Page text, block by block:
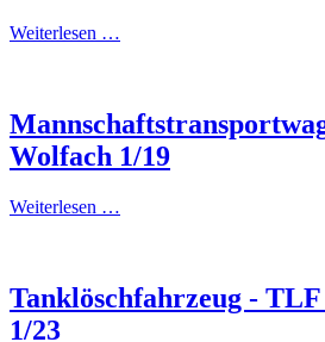
Weiterlesen …
Wolfach 1/19
Weiterlesen …
Tanklöschfahrzeug -
1/23